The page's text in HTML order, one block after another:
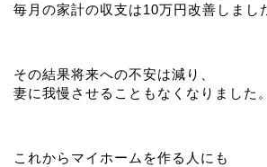
毎月の家計の収支は10万円改善しまし
その結果将来への不安は減り、
妻に我慢させることもなくなりました。
これからマイホームを作る人にも